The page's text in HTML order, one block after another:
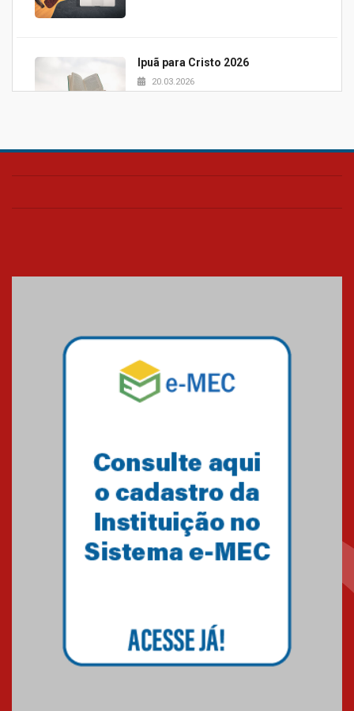
Ipuã para Cristo 2026
20.03.2026
Blessing Kids 2026
23.03.2026
Amigos do IPCB
24.03.2026